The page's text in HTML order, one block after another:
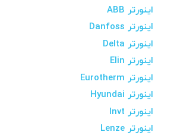
اینورتر ABB
اینورتر Danfoss
اینورتر Delta
اینورتر Elin
اینورتر Eurotherm
اینورتر Hyundai
اینورتر Invt
اینورتر Lenze